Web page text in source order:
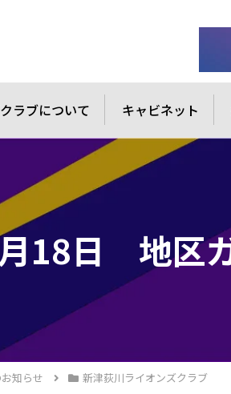
ラブについて キャビネット
18日 地区
知らせ 新津荻川ライオンズクラブ